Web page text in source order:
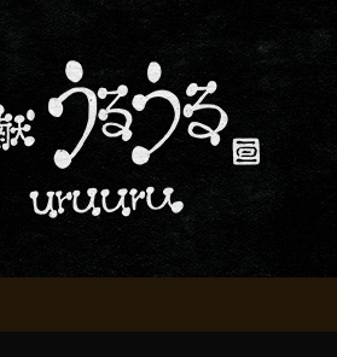
しい地
ログ
る」からのお知らせ